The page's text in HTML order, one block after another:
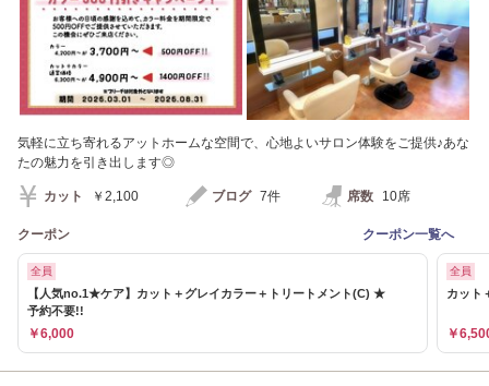
気軽に立ち寄れるアットホームな空間で、心地よいサロン体験をご提供♪あな
たの魅力を引き出します◎
カット ￥2,100 ブログ 7件 席数 10席
クーポン クーポン一覧へ
全員
【人気no.1★ケア】カット＋グレイカラー＋トリートメント(C) ★
予約不要!!
￥6,000
全員
カット
￥